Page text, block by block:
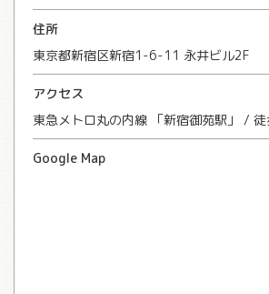
住所
東京都新宿区新宿1-6-11 永井ビル2F
アクセス
東急メトロ丸の内線 「新宿御苑駅」 /
Google Map